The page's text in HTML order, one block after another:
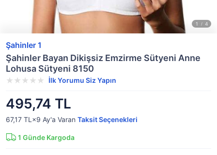
Şahinler 1
Şahinler Bayan Dikişsiz Emzirme Sütyeni Anne
Lohusa Sütyeni 8150
İlk Yorumu Siz Yapın
495,74 TL
67,17 TL×9 Ay'a Varan Taksit Seçenekleri
1 Günde Kargoda